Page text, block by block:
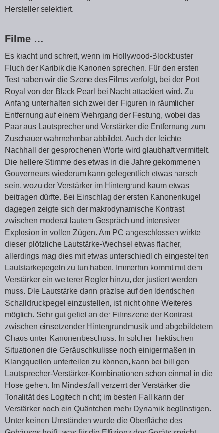
Hersteller selektiert.
Filme …
Es kracht und schreit, wenn im Hollywood-Blockbuster
Fluch der Karibik die Kanonen sprechen. Für den ersten
Test haben wir die Szene des Films verfolgt, bei der Port
Royal von der Black Pearl bei Nacht attackiert wird. Zu
Anfang unterhalten sich zwei der Figuren in räumlicher
Entfernung auf einem Wehrgang der Festung, wobei das
Paar aus Lautsprecher und Verstärker die Entfernung zum
Zuschauer wahrnehmbar abbildet. Auch der leichte
Nachhall der gesprochenen Worte wird glaubhaft vermittelt.
Die hellere Stimme des etwas in die Jahre gekommenen
Gouverneurs wiederum kann gelegentlich etwas harsch
sein, wozu der Verstärker im Hintergrund kaum etwas
beitragen dürfte. Bei Einschlag der ersten Kanonenkugel
dagegen zeigte sich der makrodynamische Kontrast
zwischen moderat lautem Gespräch und intensiver
Explosion in vollen Zügen. Am PC angeschlossen wirkte
dieser plötzliche Lautstärke-Wechsel etwas flacher,
allerdings mag dies mit etwas unterschiedlich eingestellten
Lautstärkepegeln zu tun haben. Immerhin kommt mit dem
Verstärker ein weiterer Regler hinzu, der justiert werden
muss. Die Lautstärke dann präzise auf den identischen
Schalldruckpegel einzustellen, ist nicht ohne Weiteres
möglich. Sehr gut gefiel an der Filmszene der Kontrast
zwischen einsetzender Hintergrundmusik und abgebildetem
Chaos unter Kanonenbeschuss. In solchen hektischen
Situationen die Geräuschkulisse noch einigermaßen in
Klangquellen unterteilen zu können, kann bei billigen
Lautsprecher-Verstärker-Kombinationen schon einmal in die
Hose gehen. Im Mindestfall verzerrt der Verstärker die
Tonalität des Logitech nicht; im besten Fall kann der
Verstärker noch ein Quäntchen mehr Dynamik begünstigen.
Unter keinen Umständen wurde die Oberfläche des